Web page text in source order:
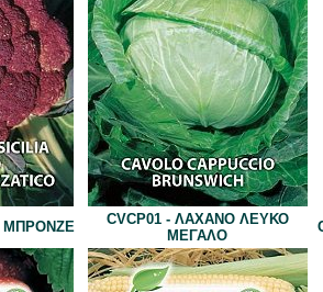
ΜΠΡΟΝΖΕ
CVCP01 - ΛΑΧΑΝΟ ΛΕΥΚΟ
ΜΕΓΑΛΟ